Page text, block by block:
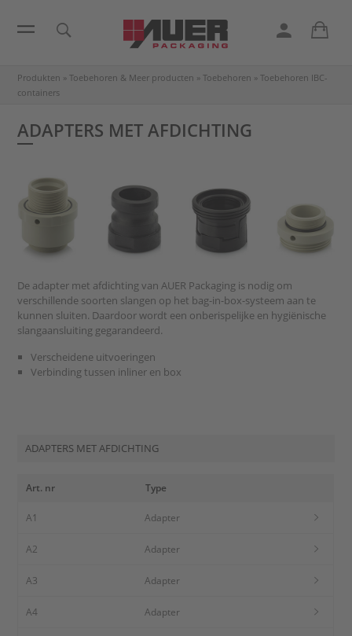
Produkten » Toebehoren & Meer producten » Toebehoren » Toebehoren IBC-
containers
ADAPTERS MET AFDICHTING
De adapter met afdichting van AUER Packaging is nodig om
verschillende soorten slangen op het bag-in-box-systeem aan te
kunnen sluiten. Daardoor wordt een onberispelijke en hygiënische
slangaansluiting gegarandeerd.
Verscheidene uitvoeringen
Verbinding tussen inliner en box
ADAPTERS MET AFDICHTING
Art. nr Type
A1 Adapter
A2 Adapter
A3 Adapter
A4 Adapter